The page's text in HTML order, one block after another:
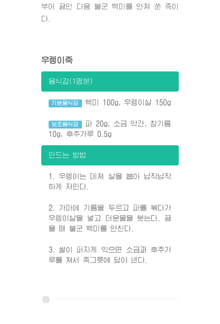
부어 끓인 다음 불군 백미를 안쳐 쑨 죽이
다.
우렝이죽
음식감(1명분)
기본음식감 백미 100g, 우렝이살 150g
보조음식감
파 20g, 소금 약간, 참기름
10g, 후추가루 0.5g
만드는 방법
1. 우렝이는 데쳐 살을 뽑아 납작납작
하게 저민다.
2. 가마에 기름을 두르고 파를 볶다가
우렝이살을 넣고 더운물을 붓는다. 끓
을 때 붙군 백미를 안친다.
3. 쌀이 퍼지게 익으면 소금과 후추가
루를 쳐서 죽그릇에 담아 낸다.